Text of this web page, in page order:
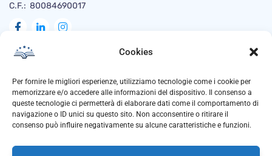
Cookies
Per fornire le migliori esperienze, utilizziamo tecnologie come i cookie per
memorizzare e/o accedere alle informazioni del dispositivo. Il consenso a
queste tecnologie ci permetterà di elaborare dati come il comportamento di
navigazione o ID unici su questo sito. Non acconsentire o ritirare il
consenso può influire negativamente su alcune caratteristiche e funzioni.
C.F.: 80084690017
Naviga
Privacy Policy